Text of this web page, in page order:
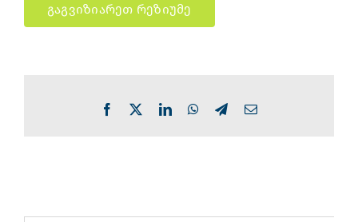
გაგვიზიარეთ რეზიუმე
Facebook LinkedInWhatsApp
TelegramEmail